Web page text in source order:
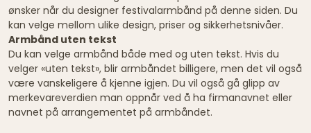
ønsker når du designer festivalarmbånd på denne siden. Du
kan velge mellom ulike design, priser og sikkerhetsnivåer.
Armbånd uten tekst
Du kan velge armbånd både med og uten tekst. Hvis du
velger «uten tekst», blir armbåndet billigere, men det vil også
være vanskeligere å kjenne igjen. Du vil også gå glipp av
merkevareverdien man oppnår ved å ha firmanavnet eller
navnet på arrangementet på armbåndet.